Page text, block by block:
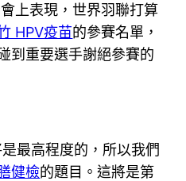
上表現，世界羽聯打算
HPV疫苗的參賽名單，
到重要選手謝絕參賽的
最高程度的，所以我們
健檢的題目。這將是第